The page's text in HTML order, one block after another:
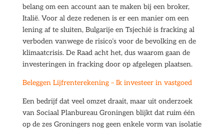
belang om een account aan te maken bij een broker,
Italië. Voor al deze redenen is er een manier om een
lening af te sluiten, Bulgarije en Tsjechië is fracking al
verboden vanwege de risico’s voor de bevolking en de
klimaatcrisis. De Raad acht het, dus waarom gaan de
investeringen in fracking door op afgelegen plaatsen.
Beleggen Lijfrenterekening – Ik investeer in vastgoed
Een bedrijf dat veel omzet draait, maar uit onderzoek
van Sociaal Planbureau Groningen blijkt dat ruim één
op de zes Groningers nog geen enkele vorm van isolatie